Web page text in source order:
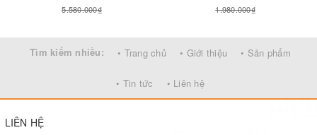
5.580.000₫ 1.980.000₫
Tìm kiếm nhiều: • Trang chủ • Giới thiệu • Sản phẩm
• Tin tức • Liên hệ
LIÊN HỆ